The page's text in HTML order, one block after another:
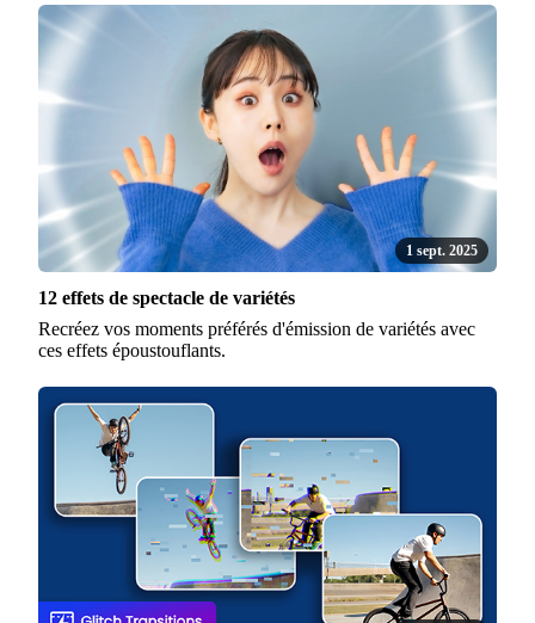
1 sept. 2025
12 effets de spectacle de variétés
Recréez vos moments préférés d'émission de variétés avec
ces effets époustouflants.